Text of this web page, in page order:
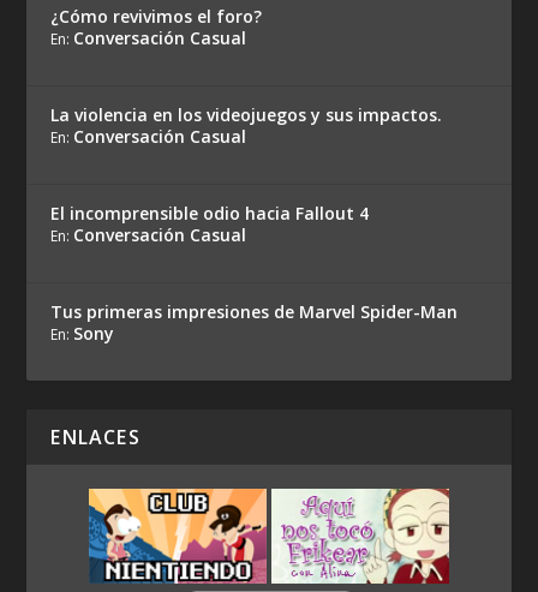
¿Cómo revivimos el foro?
En: Conversación Casual
La violencia en los videojuegos y sus impactos.
En: Conversación Casual
El incomprensible odio hacia Fallout 4
En: Conversación Casual
Tus primeras impresiones de Marvel Spider-Man
En: Sony
ENLACES